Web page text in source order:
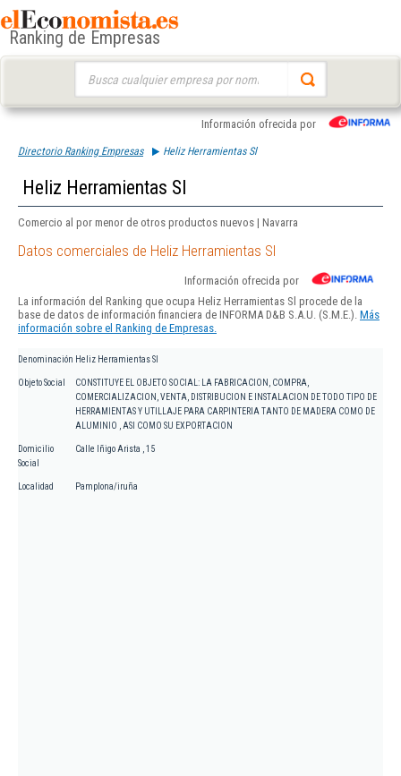
Ranking de Empresas
Información ofrecida por
Directorio Ranking Empresas Heliz Herramientas Sl
Heliz Herramientas Sl
Comercio al por menor de otros productos nuevos | Navarra
Datos comerciales de Heliz Herramientas Sl
Información ofrecida por
La información del Ranking que ocupa Heliz Herramientas Sl procede de la
base de datos de información financiera de INFORMA D&B S.A.U. (S.M.E.). Más
información sobre el Ranking de Empresas.
Denominación Heliz Herramientas Sl
Objeto Social
CONSTITUYE EL OBJETO SOCIAL: LA FABRICACION, COMPRA,
COMERCIALIZACION, VENTA, DISTRIBUCION E INSTALACION DE TODO TIPO DE
HERRAMIENTAS Y UTILLAJE PARA CARPINTERIA TANTO DE MADERA COMO DE
ALUMINIO , ASI COMO SU EXPORTACION
Domicilio
Social
Calle Iñigo Arista , 15
Localidad Pamplona/iruña